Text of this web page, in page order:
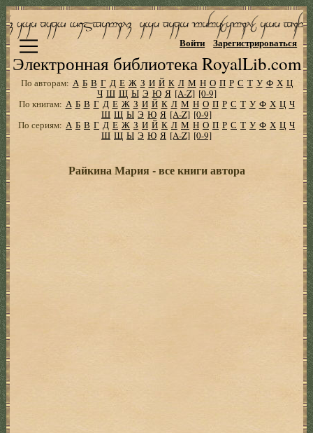
Электронная библиотека RoyalLib.com
Войти Зарегистрироваться
По авторам: А Б В Г Д Е Ж З И Й К Л М Н О П Р С Т У Ф Х Ц
Ч Ш Щ Ы Э Ю Я [A-Z] [0-9]
По книгам: А Б В Г Д Е Ж З И Й К Л М Н О П Р С Т У Ф Х Ц Ч
Ш Щ Ы Э Ю Я [A-Z] [0-9]
По сериям: А Б В Г Д Е Ж З И Й К Л М Н О П Р С Т У Ф Х Ц Ч
Ш Щ Ы Э Ю Я [A-Z] [0-9]
Райкина Мария - все книги автора